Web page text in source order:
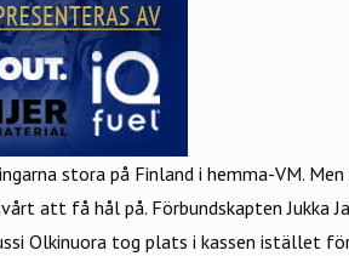
stora på Finland i hemma-VM.
att få hål på. Förbundskapten Jukka
Olkinuora tog plats i kassen istället